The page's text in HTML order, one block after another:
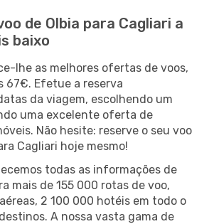
de Olbia para Cagliari a
baixo
lhe as melhores ofertas de voos,
67€. Efetue a reserva
da viagem, escolhendo um
uma excelente oferta de
Não hesite: reserve o seu voo
Cagliari hoje mesmo!
todas as informações de
mais de 155 000 rotas de voo,
2 100 000 hotéis em todo o
A nossa vasta gama de